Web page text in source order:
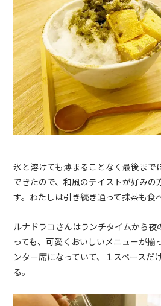
氷と溶けても薄まることなく最後まで
できたので、和風のテイストが好みの
す。わたしは引き続き通って抹茶も食
ルナドラコさんはランチタイムから
っても、可愛くおいしいメニューが揃
ンター席になっていて、１スペースだ
る。